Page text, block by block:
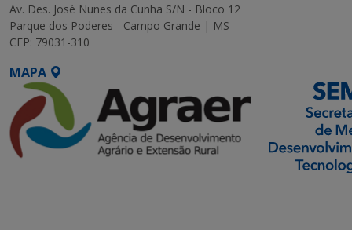
Av. Des. José Nunes da Cunha S/N - Bloco 12
Parque dos Poderes - Campo Grande | MS
CEP: 79031-310
MAPA